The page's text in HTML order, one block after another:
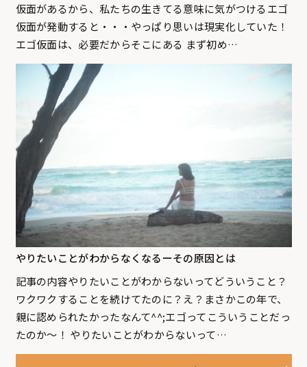
仮面があるから、私たちの生きてる意味に気がつけるエゴ
仮面が発動すると・・・やっぱり思いは現実化していた！
エゴ仮面は、必要だからそこにある まず初め…
やりたいことがわからなくなるーその原因とは
記事の内容やりたいことがわからないってどういうこと？
ワクワクすることを続けてたのに？え？まさかこの年で、
親に認められたかったなんて^^;エゴってこういうことだっ
たのか〜！ やりたいことがわからないって…